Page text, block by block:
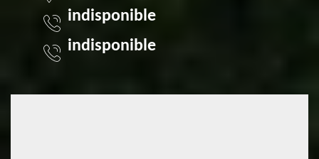
indisponible
indisponible